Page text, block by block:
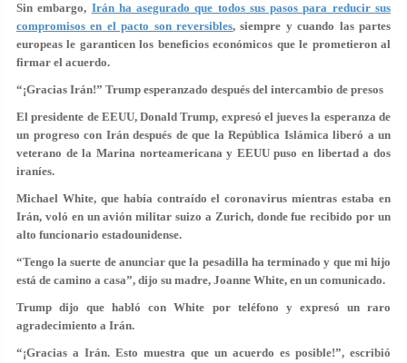
Sin embargo, Irán ha asegurado que todos sus pasos para reducir sus
compromisos en el pacto son reversibles, siempre y cuando las partes
europeas le garanticen los beneficios económicos que le prometieron al
firmar el acuerdo.
“¡Gracias Irán!” Trump esperanzado después del intercambio de presos
El presidente de EEUU, Donald Trump, expresó el jueves la esperanza de
un progreso con Irán después de que la República Islámica liberó a un
veterano de la Marina norteamericana y EEUU puso en libertad a dos
iraníes.
Michael White, que había contraído el coronavirus mientras estaba en
Irán, voló en un avión militar suizo a Zurich, donde fue recibido por un
alto funcionario estadounidense.
“Tengo la suerte de anunciar que la pesadilla ha terminado y que mi hijo
está de camino a casa”, dijo su madre, Joanne White, en un comunicado.
Trump dijo que habló con White por teléfono y expresó un raro
agradecimiento a Irán.
“¡Gracias a Irán. Esto muestra que un acuerdo es posible!”, escribió